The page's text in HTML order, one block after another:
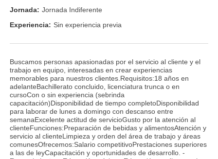
Jornada: Jornada Indiferente
Experiencia: Sin experiencia previa
Buscamos personas apasionadas por el servicio al cliente y el
trabajo en equipo, interesadas en crear experiencias
memorables para nuestros clientes.Requisitos:18 años en
adelanteBachillerato concluido, licenciatura trunca o en
cursoCon o sin experiencia (sebrinda
capacitación)Disponibilidad de tiempo completoDisponibilidad
para laborar de lunes a domingo con descanso entre
semanaExcelente actitud de servicioGusto por la atención al
clienteFunciones:Preparación de bebidas y alimentosAtención y
servicio al clienteLimpieza y orden del área de trabajo y áreas
comunesOfrecemos:Salario competitivoPrestaciones superiores
a las de leyCapacitación y oportunidades de desarrollo. -